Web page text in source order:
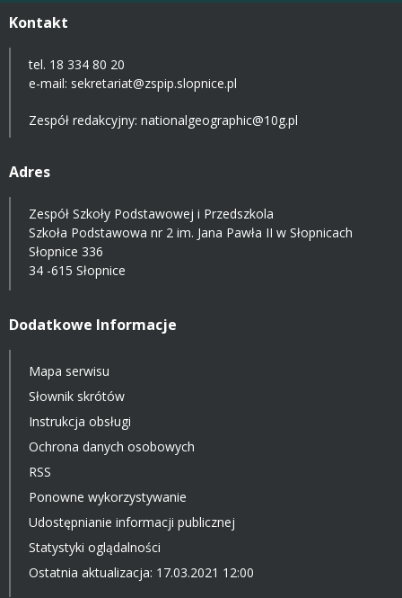
Kontakt
tel. 18 334 80 20
e-mail: sekretariat@zspip.slopnice.pl
Zespół redakcyjny: nationalgeographic@10g.pl
Adres
Zespół Szkoły Podstawowej i Przedszkola
Szkoła Podstawowa nr 2 im. Jana Pawła II w Słopnicach
Słopnice 336
34 -615 Słopnice
Dodatkowe Informacje
Mapa serwisu
Słownik skrótów
Instrukcja obsługi
Ochrona danych osobowych
RSS
Ponowne wykorzystywanie
Udostępnianie informacji publicznej
Statystyki oglądalności
Ostatnia aktualizacja: 17.03.2021 12:00